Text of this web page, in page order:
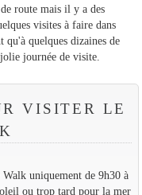
route mais il y a des
visites à faire dans
quelques dizaines de
journée de visite.
VISITER LE
uniquement de 9h30 à
ou trop tard pour la mer